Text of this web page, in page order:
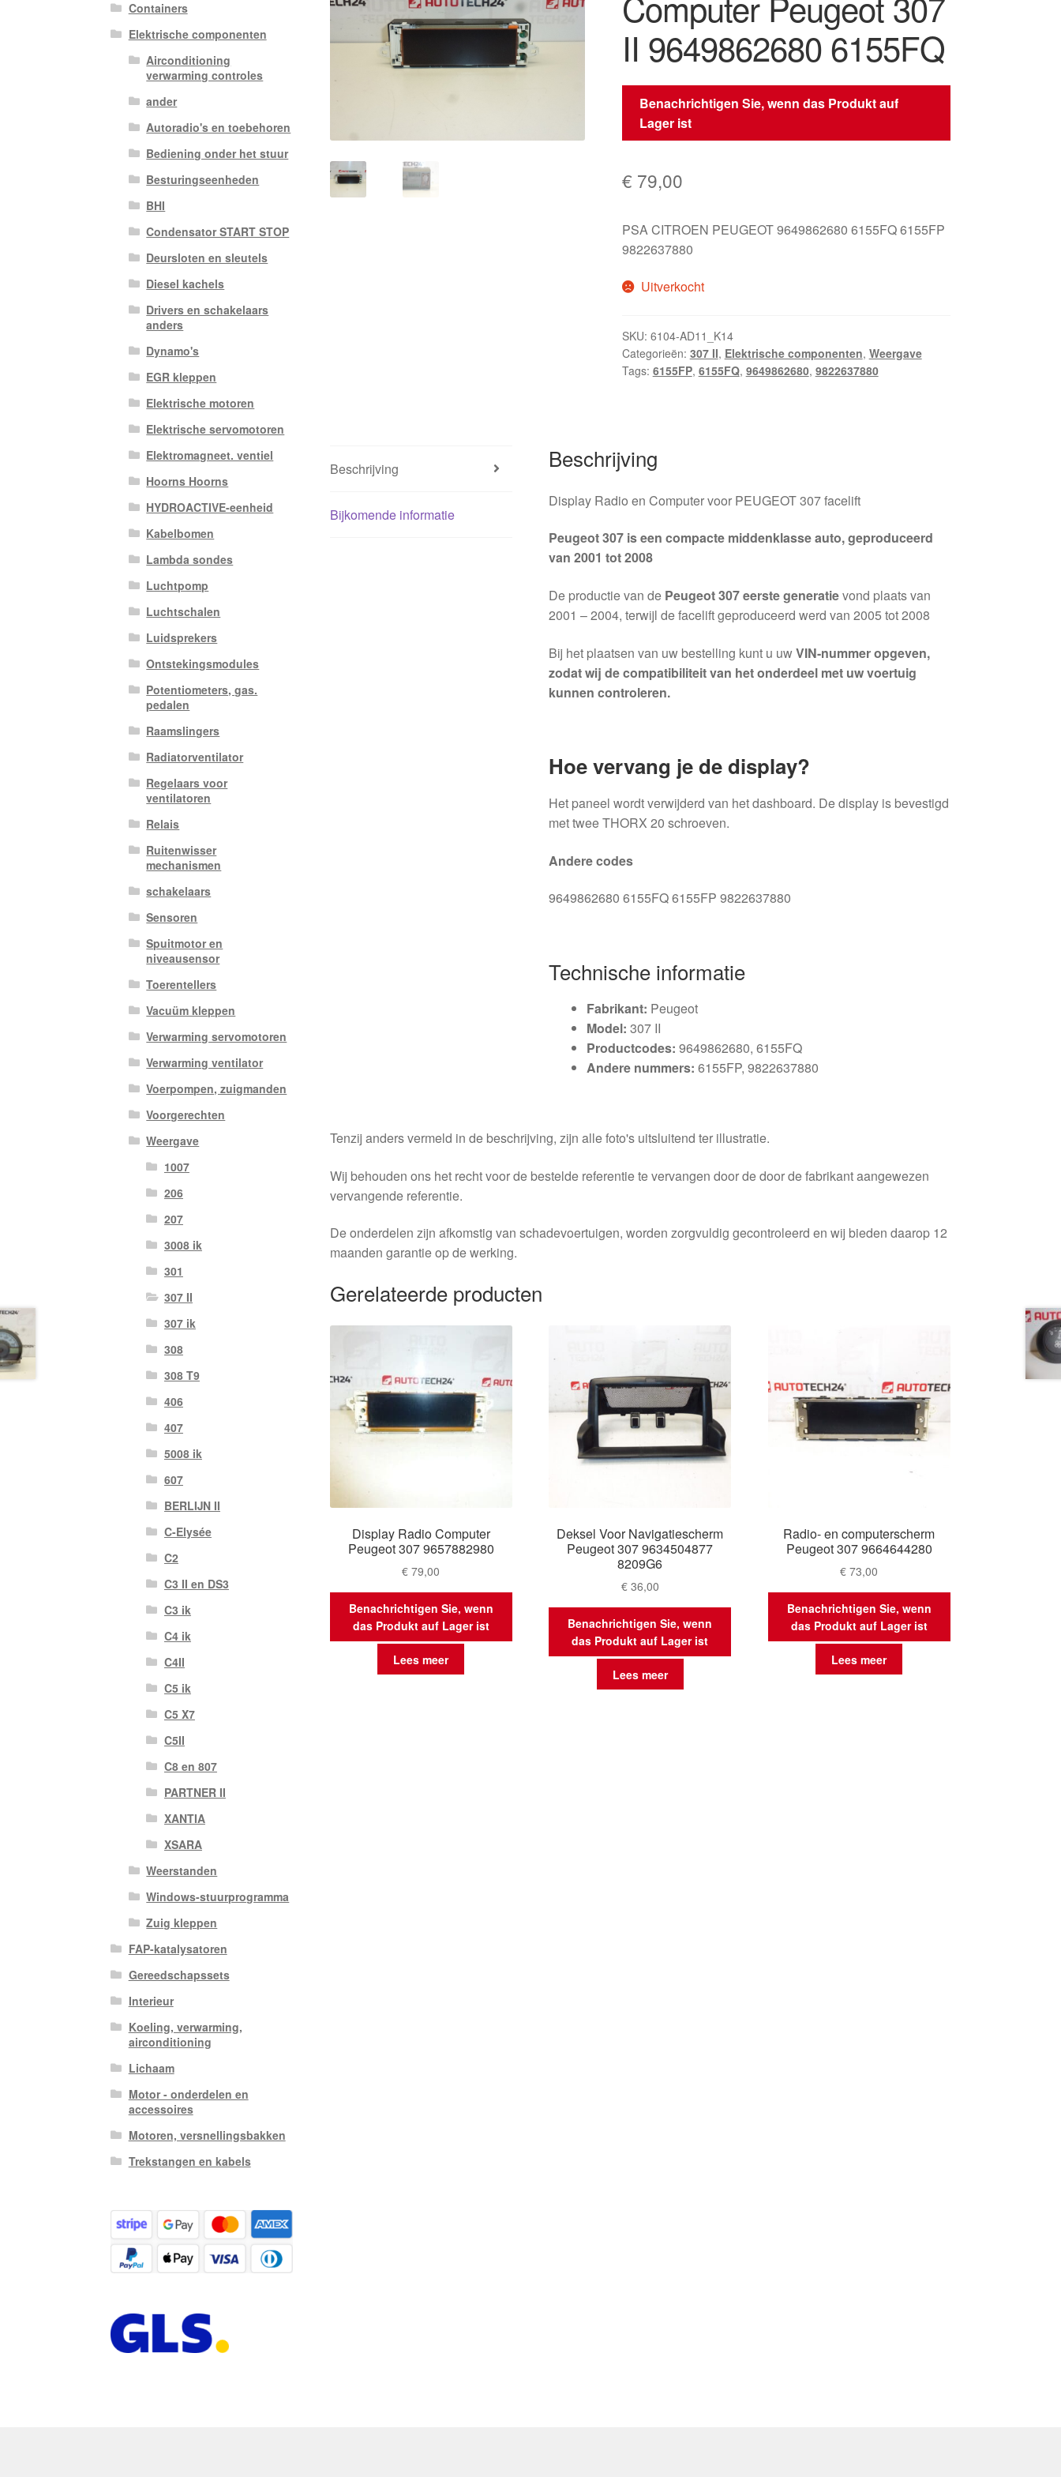
II 9649862680 6155FQ
Benachrichtigen Sie, wenn das Produkt auf
Lager ist
€ 79,00
PSA CITROEN PEUGEOT 9649862680 6155FQ 6155FP
9822637880
Uitverkocht
SKU: 6104-AD11_K14
Categorieën: 307 II, Elektrische componenten, Weergave
Tags: 6155FP, 6155FQ, 9649862680, 9822637880
Beschrijving
Bijkomende informatie
Beschrijving
Display Radio en Computer voor PEUGEOT 307 facelift
Peugeot 307 is een compacte middenklasse auto, geproduceerd
van 2001 tot 2008
De productie van de Peugeot 307 eerste generatievond plaats van
2001 – 2004, terwijl de facelift geproduceerd werd van 2005 tot 2008
Bij het plaatsen van uw bestelling kunt u uwVIN-nummer opgeven,
zodat wij de compatibiliteit van het onderdeel met uw voertuig
kunnen controleren.
Hoe vervang je de display?
Het paneel wordt verwijderd van het dashboard. De display is bevestigd
met twee THORX 20 schroeven.
Andere codes
9649862680 6155FQ 6155FP 9822637880
Technische informatie
Fabrikant: Peugeot
Model: 307 II
Productcodes: 9649862680, 6155FQ
Andere nummers: 6155FP, 9822637880
Tenzij anders vermeld in de beschrijving, zijn alle foto's uitsluitend ter illustratie.
Wij behouden ons het recht voor de bestelde referentie te vervangen door de door de fabrikant aangewezen
vervangende referentie.
De onderdelen zijn afkomstig van schadevoertuigen, worden zorgvuldig gecontroleerd en wij bieden daarop 12
maanden garantie op de werking.
Gerelateerde producten
Display Radio Computer
Peugeot 307 9657882980
€ 79,00
Benachrichtigen Sie, wenn
das Produkt auf Lager ist
Lees meer
Deksel Voor Navigatiescherm
Peugeot 307 9634504877
8209G6
€36,00
Benachrichtigen Sie, wenn
das Produkt auf Lager ist
Lees meer
Radio- en computerscherm
Peugeot 307 9664644280
€ 73,00
Benachrichtigen Sie, wenn
das Produkt auf Lager ist
Lees meer
Containers
Elektrische componenten
Airconditioning
verwarming controles
ander
Autoradio's en toebehoren
Bediening onder het stuur
Besturingseenheden
BHI
Condensator START STOP
Deursloten en sleutels
Diesel kachels
Drivers en schakelaars
anders
Dynamo's
EGR kleppen
Elektrische motoren
Elektrische servomotoren
Elektromagneet. ventiel
Hoorns Hoorns
HYDROACTIVE-eenheid
Kabelbomen
Lambda sondes
Luchtpomp
Luchtschalen
Luidsprekers
Ontstekingsmodules
Potentiometers, gas.
pedalen
Raamslingers
Radiatorventilator
Regelaars voor
ventilatoren
Relais
Ruitenwisser
mechanismen
schakelaars
Sensoren
Spuitmotor en
niveausensor
Toerentellers
Vacuüm kleppen
Verwarming servomotoren
Verwarming ventilator
Voerpompen, zuigmanden
Voorgerechten
Weergave
1007
206
207
3008 ik
301
307 II
307 ik
308
308 T9
406
407
5008 ik
607
BERLIJN II
C-Elysée
C2
C3 II en DS3
C3 ik
C4 ik
C4II
C5 ik
C5 X7
C5II
C8 en 807
PARTNER II
XANTIA
XSARA
Weerstanden
Windows-stuurprogramma
Zuig kleppen
FAP-katalysatoren
Gereedschapssets
Interieur
Koeling, verwarming,
airconditioning
Lichaam
Motor - onderdelen en
accessoires
Motoren, versnellingsbakken
Trekstangen en kabels